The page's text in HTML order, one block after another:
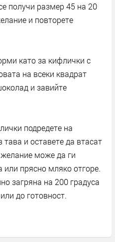
получи размер 45 на 20
и повторете
като за кифлички с
на всеки квадрат
и завийте
подредете на
тава и оставете да втасат
може да ги
прясно мляко отгоре.
загряна на 200 градуса
до готовност.